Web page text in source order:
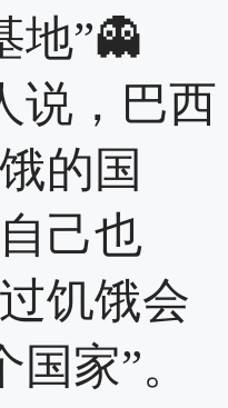
地”👻
，巴西
的国
己也
饥饿会
家”。